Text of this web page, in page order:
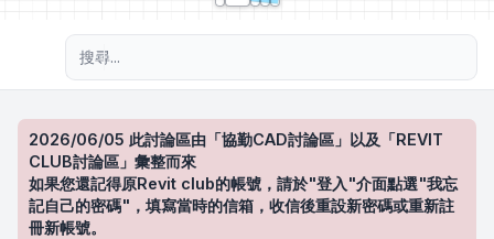
2026/06/05 此討論區由「協勤CAD討論區」以及「REVIT
CLUB討論區」彙整而來
如果您還記得原Revit club的帳號，請於"登入"介面點選"我忘
記自己的密碼"，填寫當時的信箱，收信後重設新密碼或重新註
冊新帳號。